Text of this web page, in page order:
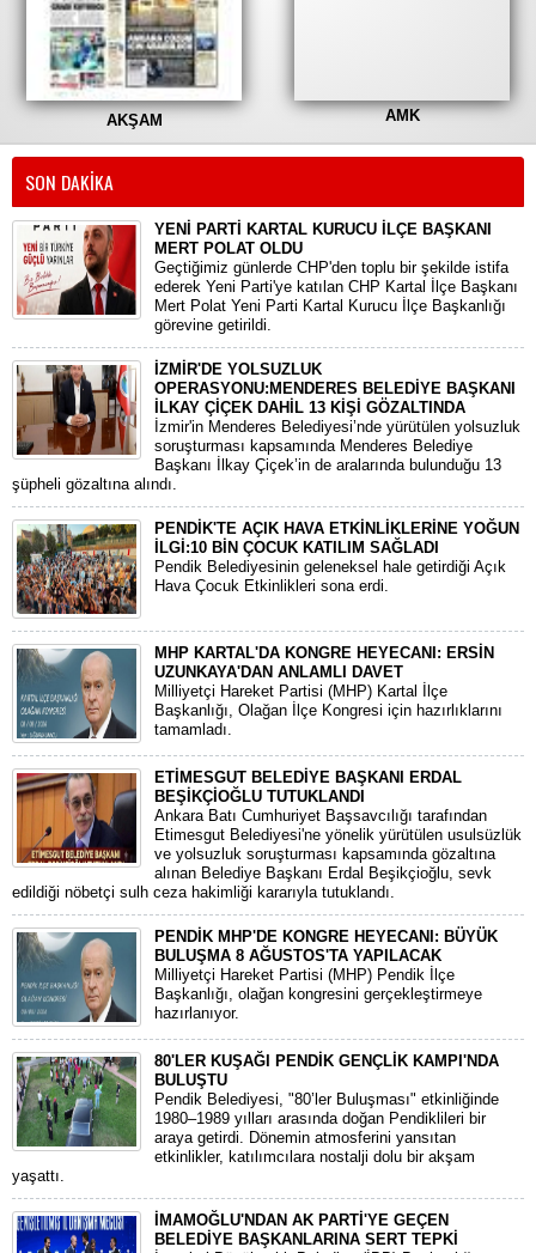
AKŞAM AMK
SON DAKİKA
YENİ PARTİ KARTAL KURUCU İLÇE BAŞKANI
MERT POLAT OLDU
Geçtiğimiz günlerde CHP'den toplu bir şekilde istifa
ederek Yeni Parti'ye katılan CHP Kartal İlçe Başkanı
Mert Polat Yeni Parti Kartal Kurucu İlçe Başkanlığı
görevine getirildi.
İZMİR'DE YOLSUZLUK
OPERASYONU:MENDERES BELEDİYE BAŞKANI
İLKAY ÇİÇEK DAHİL 13 KİŞİ GÖZALTINDA
​İzmir'in Menderes Belediyesi’nde yürütülen yolsuzluk
soruşturması kapsamında Menderes Belediye
Başkanı İlkay Çiçek’in de aralarında bulunduğu 13
şüpheli gözaltına alındı.
PENDİK'TE AÇIK HAVA ETKİNLİKLERİNE YOĞUN
İLGİ:10 BİN ÇOCUK KATILIM SAĞLADI
Pendik Belediyesinin geleneksel hale getirdiği Açık
Hava Çocuk Etkinlikleri sona erdi.
MHP KARTAL'DA KONGRE HEYECANI: ERSİN
UZUNKAYA'DAN ANLAMLI DAVET
Milliyetçi Hareket Partisi (MHP) Kartal İlçe
Başkanlığı, Olağan İlçe Kongresi için hazırlıklarını
tamamladı.
ETİMESGUT BELEDİYE BAŞKANI ERDAL
BEŞİKÇİOĞLU TUTUKLANDI
Ankara Batı Cumhuriyet Başsavcılığı tarafından
Etimesgut Belediyesi'ne yönelik yürütülen usulsüzlük
ve yolsuzluk soruşturması kapsamında gözaltına
alınan Belediye Başkanı Erdal Beşikçioğlu, sevk
edildiği nöbetçi sulh ceza hakimliği kararıyla tutuklandı.
PENDİK MHP'DE KONGRE HEYECANI: BÜYÜK
BULUŞMA 8 AĞUSTOS'TA YAPILACAK
​Milliyetçi Hareket Partisi (MHP) Pendik İlçe
Başkanlığı, olağan kongresini gerçekleştirmeye
hazırlanıyor.
80'LER KUŞAĞI PENDİK GENÇLİK KAMPI'NDA
BULUŞTU
Pendik Belediyesi, "80’ler Buluşması" etkinliğinde
1980–1989 yılları arasında doğan Pendiklileri bir
araya getirdi. Dönemin atmosferini yansıtan
etkinlikler, katılımcılara nostalji dolu bir akşam
yaşattı.
İMAMOĞLU'NDAN AK PARTİ'YE GEÇEN
BELEDİYE BAŞKANLARINA SERT TEPKİ